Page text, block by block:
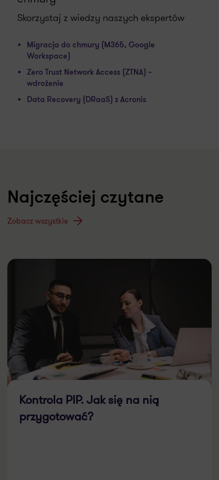
Skorzystaj z wiedzy naszych ekspertów
Migracja do chmury (M365, Google
Workspace)
Zero Trust Network Access (ZTNA) –
wdrożenie
Data Recovery (DRaaS) z Acronis
Najczęściej czytane
Zobacz wszystkie
Kontrola PIP. Jak się na nią
przygotować?